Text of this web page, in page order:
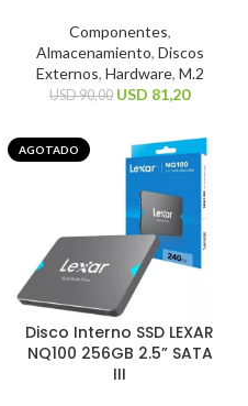
Componentes,
Almacenamiento, Discos
Externos, Hardware, M.2
USD90,00 USD 81,20
AGOTADO
Disco Interno SSD LEXAR
NQ100 256GB 2.5” SATA
III